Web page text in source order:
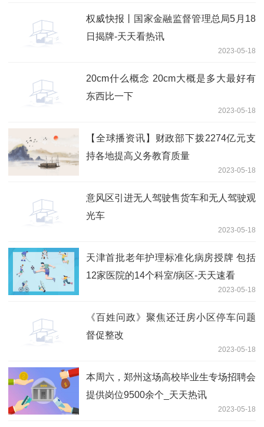
权威快报丨国家金融监督管理总局5月18
日揭牌-天天看热讯
2023-05-18
20cm什么概念 20cm大概是多大最好有
东西比一下
2023-05-18
【全球播资讯】财政部下拨2274亿元支
持各地提高义务教育质量
2023-05-18
意风区引进无人驾驶售货车和无人驾驶观
光车
2023-05-18
天津首批老年护理标准化病房授牌 包括
12家医院的14个科室/病区-天天速看
2023-05-18
《百姓问政》聚焦还迁房小区停车问题
督促整改
2023-05-18
本周六，郑州这场高校毕业生专场招聘会
提供岗位9500余个_天天热讯
2023-05-18